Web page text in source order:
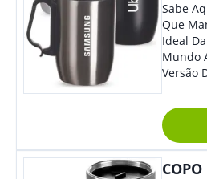
Sabe
Que
Ideal
Mundo
Versão
Sua
De